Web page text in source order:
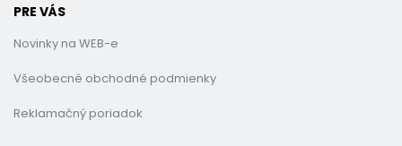
PRE VÁS
Novinky na WEB-e
Všeobecné obchodné podmienky
Reklamačný poriadok